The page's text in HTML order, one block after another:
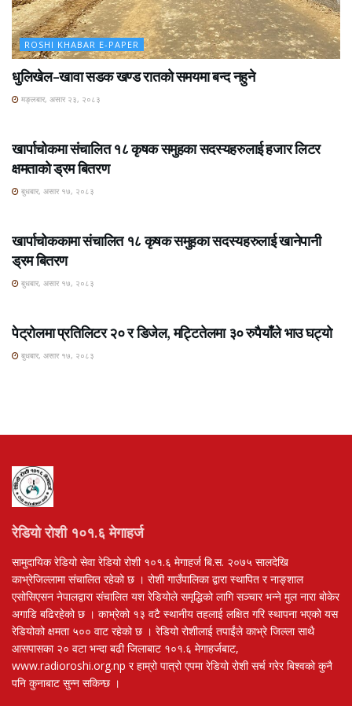
ROSHI KHABAR E-PAPER
धुलिखेल–खावा सडक खण्ड रातको समयमा बन्द नहुने
मङ्लबार, असार २३, २०८३
खार्पाचोकमा संचालित १८ कृषक समुहका सदस्यहरुलाई हजार लिटर
क्षमताको ड्रम बितरण
बुधबार, असार १७, २०८३
खार्पाचोककामा संचालित १८ कृषक समुहका सदस्यहरुलाई खानेपानी
ड्रम बितरण
बुधबार, असार १७, २०८३
पेट्रोलमा प्रतिलिटर २० र डिजेल, मट्टितेलमा ३० रुपैयाँले भाउ घट्यो
बुधबार, असार १७, २०८३
रेडियो रोशी १०१.६ मेगाहर्ज
सामुदायिक रेडियो सेवा रेडियो रोशी १०१.६ मेगाहर्ज बि.स. २०७५ सालदेखि
काभ्रेजिल्लामा संचालित रहेको छ । रोशी गाउँपालिका द्वारा स्थापित र नाङ्शाल
एसोसिएसन नेपालद्वारा संचालित यश रेडियोले समृद्धिको लागि सञ्चार भन्ने मुल नारा बोकेर
अगाडि बढिरहेको छ । काभ्रेको १३ वटै स्थानीय तहलाई लक्षित गरि स्थापना भएको यस
रेडियोको क्षमता ५०० वाट रहेको छ । रेडियो रोशीलाई तपाईंले काभ्रे जिल्ला साथै
आसपासका २० वटा भन्दा बढी जिलाबाट १०१.६ मेगाहर्जबाट,
www.radioroshi.org.np र हाम्रो पात्रो एपमा रेडियो रोशी सर्च गरेर बिश्वको कुनै
पनि कुनाबाट सुन्न सकिन्छ ।